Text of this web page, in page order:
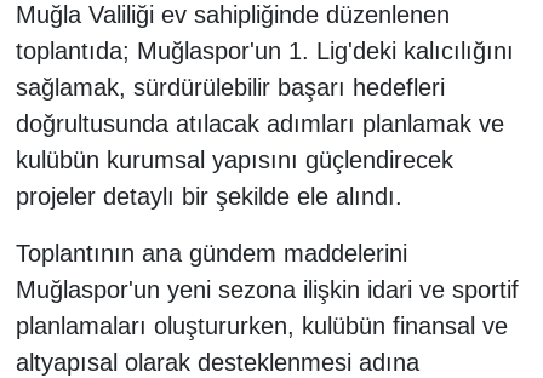
Muğla Valiliği ev sahipliğinde düzenlenen
toplantıda; Muğlaspor'un 1. Lig'deki kalıcılığını
sağlamak, sürdürülebilir başarı hedefleri
doğrultusunda atılacak adımları planlamak ve
kulübün kurumsal yapısını güçlendirecek
projeler detaylı bir şekilde ele alındı.
Toplantının ana gündem maddelerini
Muğlaspor'un yeni sezona ilişkin idari ve sportif
planlamaları oluştururken, kulübün finansal ve
altyapısal olarak desteklenmesi adına